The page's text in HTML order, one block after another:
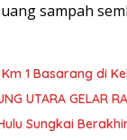
sampah
1 Basarang di
UTARA GELAR
Sungkai